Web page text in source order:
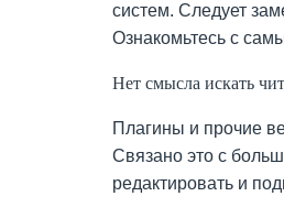
систем. Следует
Ознакомьтесь с
Нет смысла искать
Плагины и прочие
Связано это с
редактировать и